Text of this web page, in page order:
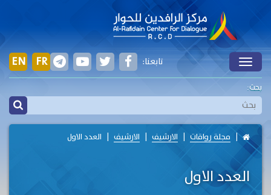
Toggle
EN FR تابعنا:
بحث:
مجلة رواقات الارشيف الارشيف العدد الاول
العدد الاول